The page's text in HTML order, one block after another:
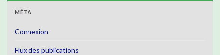
MÉTA
Connexion
Flux des publications